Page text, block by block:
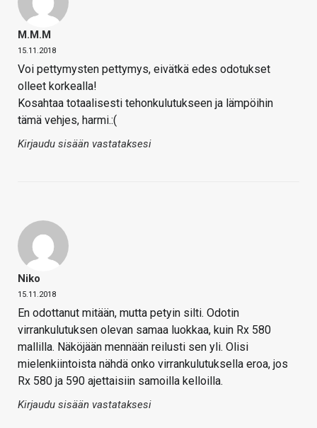
M.M.M
15.11.2018
Voi pettymysten pettymys, eivätkä edes odotukset
olleet korkealla!
Kosahtaa totaalisesti tehonkulutukseen ja lämpöihin
tämä vehjes, harmi.:(
Kirjaudu sisään vastataksesi
Niko
15.11.2018
En odottanut mitään, mutta petyin silti. Odotin
virrankulutuksen olevan samaa luokkaa, kuin Rx 580
mallilla. Näköjään mennään reilusti sen yli. Olisi
mielenkiintoista nähdä onko virrankulutuksella eroa, jos
Rx 580 ja 590 ajettaisiin samoilla kelloilla.
Kirjaudu sisään vastataksesi